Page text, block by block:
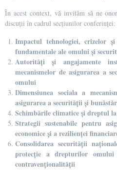
În acest context, vă invităm să ne
discuții în cadrul secțiunilor conferinței:
Impactul tehnologiei, crizelor
fundamentale ale omului și
Autorități și angajamente
mecanismelor de asigurarea a
omului
Dimensiunea sociala a
asigurarea a securității și
Schimbările climatice și dreptul
Strategii sustenabile pentru
economice și a rezilienței
Consolidarea securității
protecție a drepturilor omului
contravenționalității